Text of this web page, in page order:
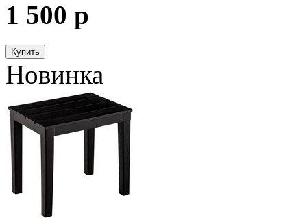
1 500 p
Купить
Новинка